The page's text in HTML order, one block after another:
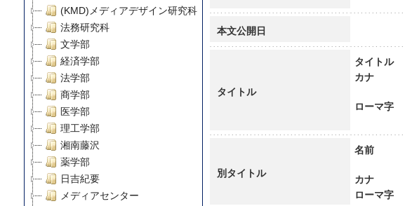
(KMD)メディアデザイン研究科
法務研究科
文学部
経済学部
法学部
商学部
医学部
理工学部
湘南藤沢
薬学部
日吉紀要
メディアセンター
本文公開日
タイトル
タイトル
カナ
ローマ字
別タイトル
名前
カナ
ローマ字